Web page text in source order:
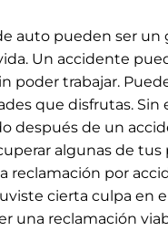
auto pueden ser un
Un accidente
poder trabajar.
que disfrutas. Sin
después de un
algunas de tus
reclamación por
cierta culpa en
una reclamación